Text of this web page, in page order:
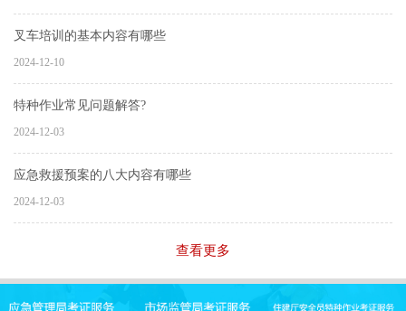
叉车培训的基本内容有哪些
2024-12-10
特种作业常见问题解答?
2024-12-03
应急救援预案的八大内容有哪些
2024-12-03
查看更多